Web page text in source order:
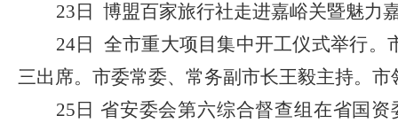
23日 博盟百家旅行社走进嘉峪关暨魅力
24日 全市重大项目集中开工仪式举行。
三出席。市委常委、常务副市长王毅主持。
25日 省安委会第六综合督查组在省国